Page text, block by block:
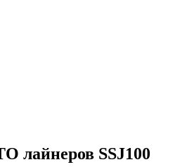
лайнеров SSJ100